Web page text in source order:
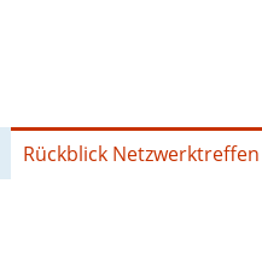
Rückblick Netzwerktreffen